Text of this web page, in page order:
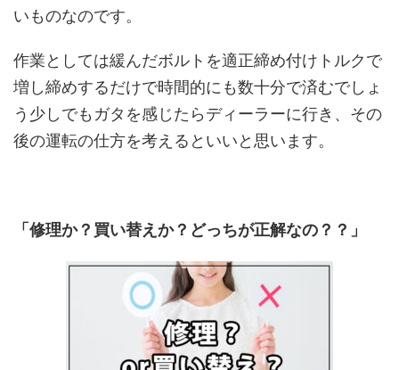
いものなのです。
作業としては緩んだボルトを適正締め付けトルクで
増し締めするだけで時間的にも数十分で済むでしょ
う少しでもガタを感じたらディーラーに行き、その
後の運転の仕方を考えるといいと思います。
「修理か？買い替えか？どっちが正解なの？？」